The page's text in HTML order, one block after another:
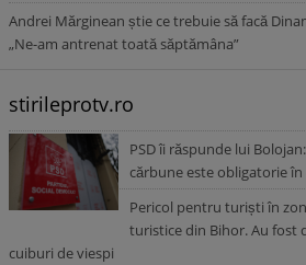
Andrei Mărginean știe ce trebuie să facă
„Ne-am antrenat toată săptămâna”
stirileprotv.ro
PSD îi răspunde lui
cărbune este obligatorie
Pericol pentru turiști în
turistice din Bihor. Au fost
cuiburi de viespi